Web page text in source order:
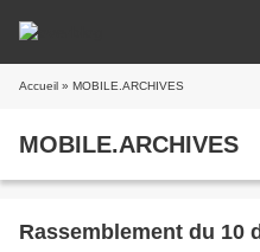
Accueil » MOBILE.ARCHIVES
MOBILE.ARCHIVES
Rassemblement du 10